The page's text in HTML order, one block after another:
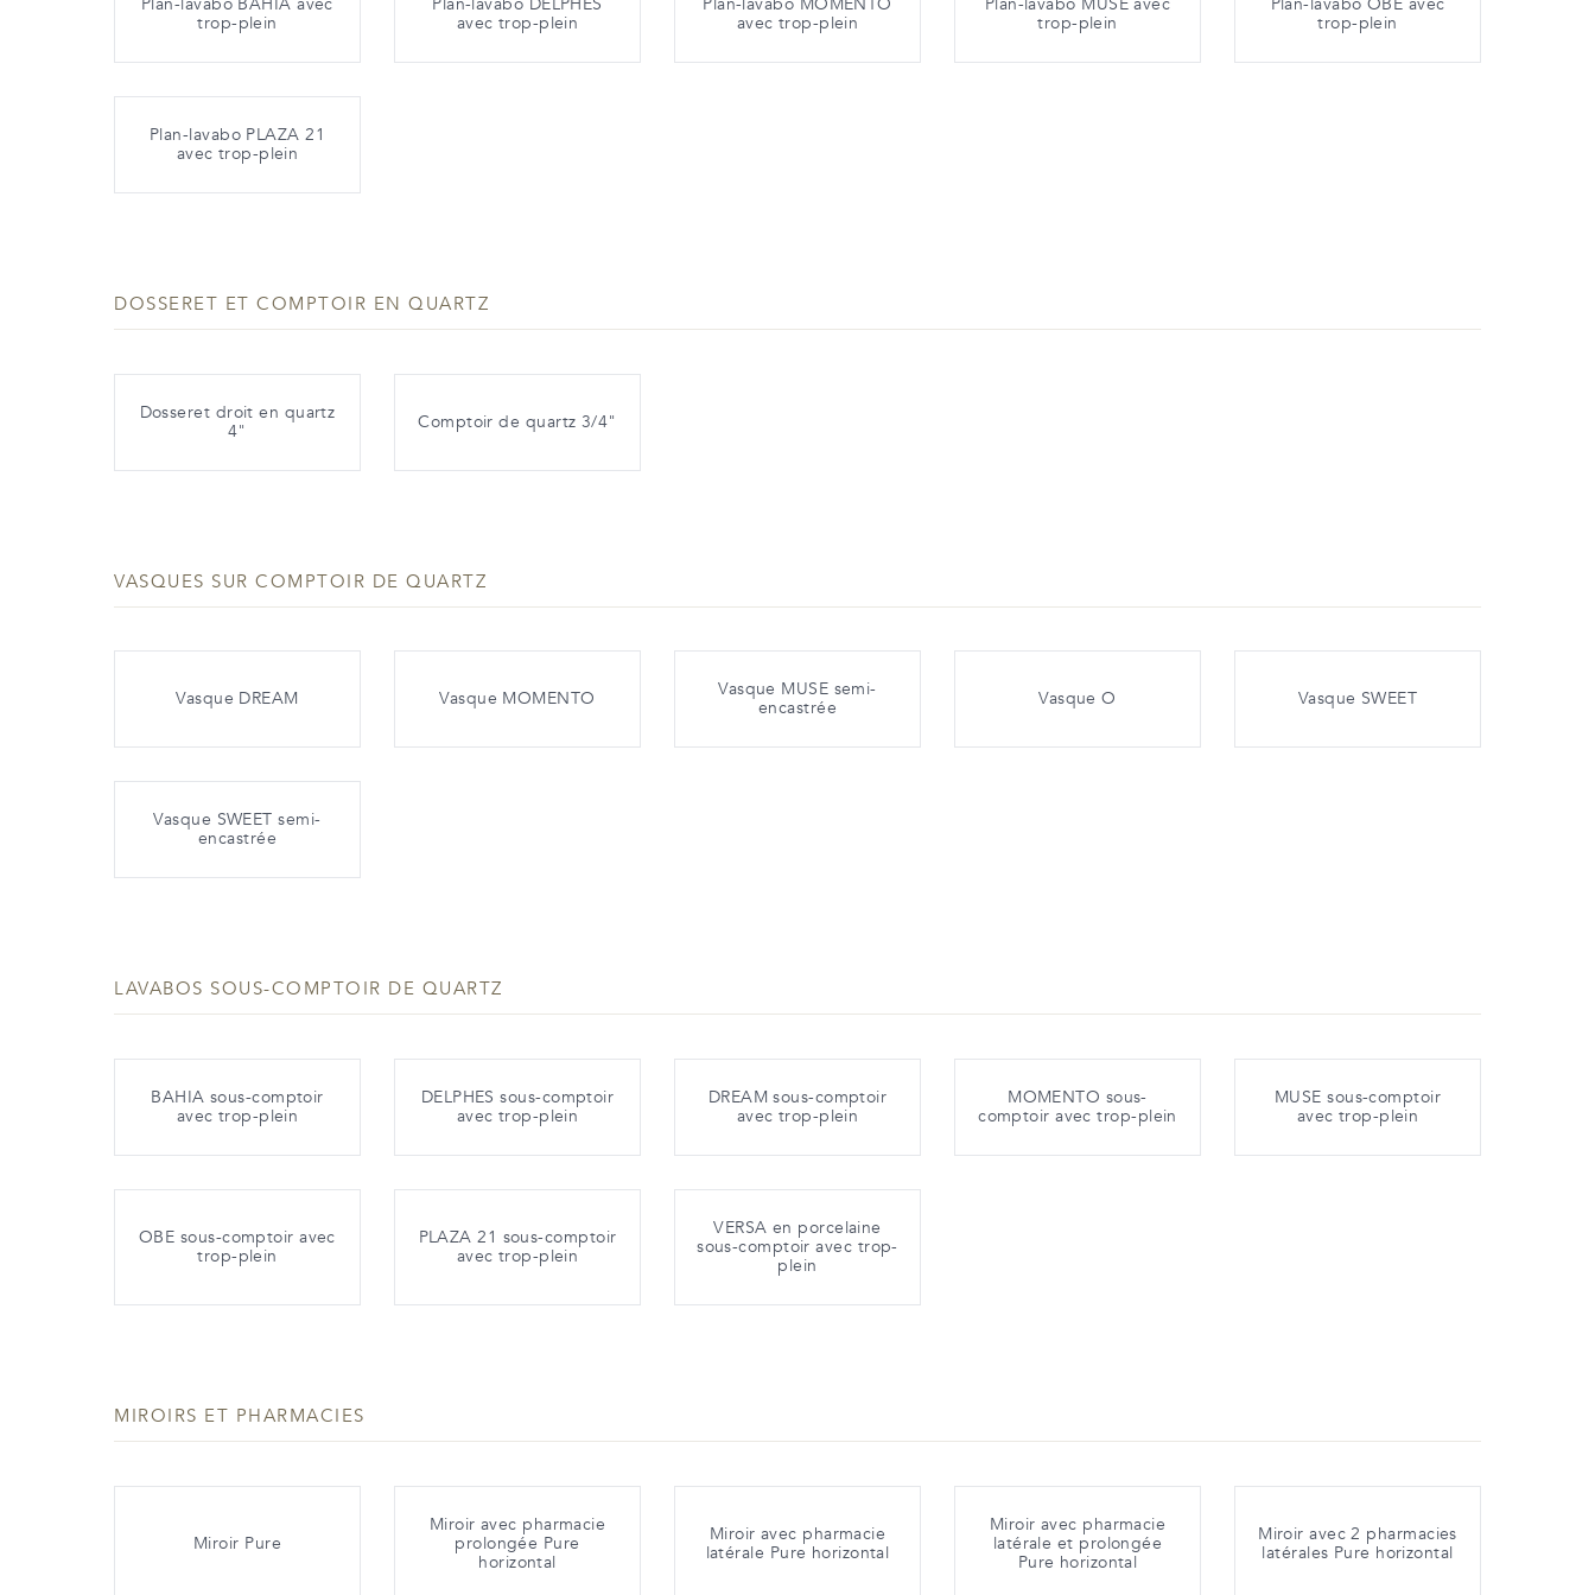
trop-plein
avec trop-plein
avec trop-plein
trop-plein
trop-plein
Plan-lavabo PLAZA 21
avec trop-plein
DOSSERET ET COMPTOIR EN QUARTZ
Dosseret droit en quartz
4"
Comptoir de quartz 3/4"
VASQUES SUR COMPTOIR DE QUARTZ
Vasque DREAM Vasque MOMENTO
Vasque MUSE semi-
encastrée
Vasque O Vasque SWEET
Vasque SWEET semi-
encastrée
LAVABOS SOUS-COMPTOIR DE QUARTZ
BAHIA sous-comptoir
avec trop-plein
DELPHES sous-comptoir
avec trop-plein
DREAM sous-comptoir
avec trop-plein
MOMENTO sous-
comptoir avec trop-plein
MUSE sous-comptoir
avec trop-plein
OBE sous-comptoir avec
trop-plein
PLAZA 21 sous-comptoir
avec trop-plein
VERSA en porcelaine
sous-comptoir avec trop-
plein
MIROIRS ET PHARMACIES
Miroir Pure
Miroir avec pharmacie
prolongée Pure
horizontal
Miroir avec pharmacie
latérale Pure horizontal
Miroir avec pharmacie
latérale et prolongée
Pure horizontal
Miroir avec 2 pharmacies
latérales Pure horizontal